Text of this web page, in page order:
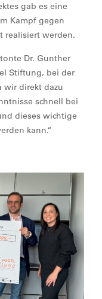
gab es eine
Kampf gegen
realisiert werden.
Dr. Gunther
Stiftung, bei der
wir direkt dazu
schnell bei
dieses wichtige
kann.“